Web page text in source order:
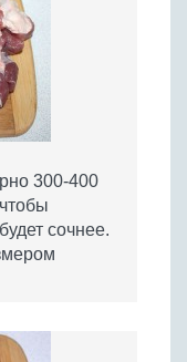
300-400
сочнее.